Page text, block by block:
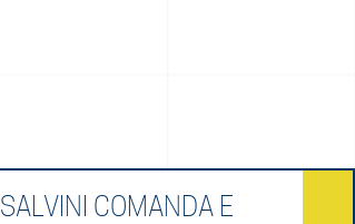
SALVINI COMANDA E